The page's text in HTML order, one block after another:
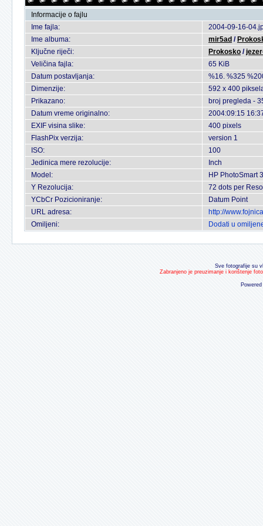
Informacije o fajlu
Ime fajla:
2004-09-16-
Ime albuma:
mir5ad /
Ključne riječi:
Prokosko /
Veličina fajla:
65 KiB
Datum postavljanja:
%16. %325
Dimenzije:
592 x 400
Prikazano:
broj pregleda -
Datum vreme originalno:
2004:09:15
EXIF visina slike:
400 pixels
FlashPix verzija:
version 1
ISO:
100
Jedinica mere rezolucije:
Inch
Model:
HP PhotoSmart
Y Rezolucija:
72 dots per
YCbCr Pozicioniranje:
Datum Point
URL adresa:
http://
Omiljeni:
Dodati u
Sve fotografije su
Zabranjeno je preuzimanje i korištenje